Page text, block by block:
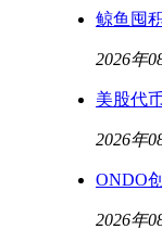
鲸鱼囤
2026年
美股代
2026年
ONDO
2026年